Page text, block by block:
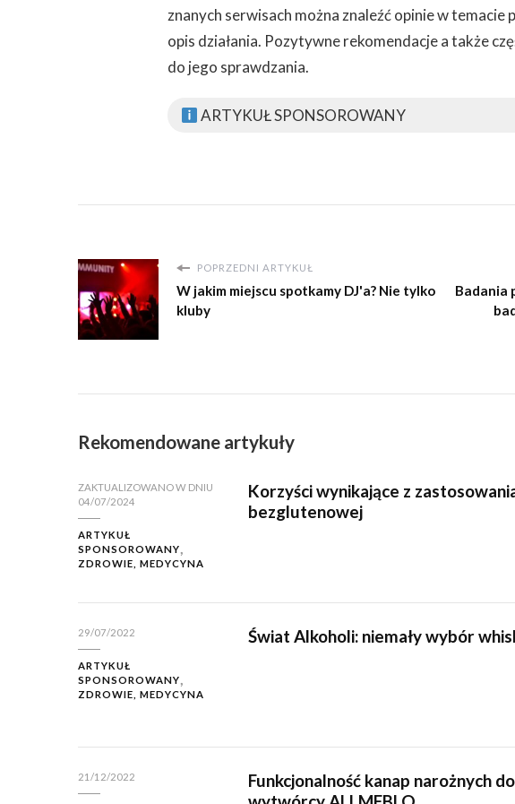
znanych serwisach można znaleźć opinie w
opis działania. Pozytywne rekomendacje a także
do jego sprawdzania.
ARTYKUŁ SPONSOROWANY
POPRZEDNI ARTYKUŁ
W jakim miejscu spotkamy DJ'a? Nie tylko
kluby
Badania
Rekomendowane artykuły
ZAKTUALIZOWANO W DNIU
04/07/2024
ARTYKUŁ
SPONSOROWANY
ZDROWIE, MEDYCYNA
Korzyści wynikające z
bezglutenowej
29/07/2022
ARTYKUŁ
SPONSOROWANY
ZDROWIE, MEDYCYNA
Świat Alkoholi: niemały wybór
21/12/2022
Funkcjonalność kanap narożnych